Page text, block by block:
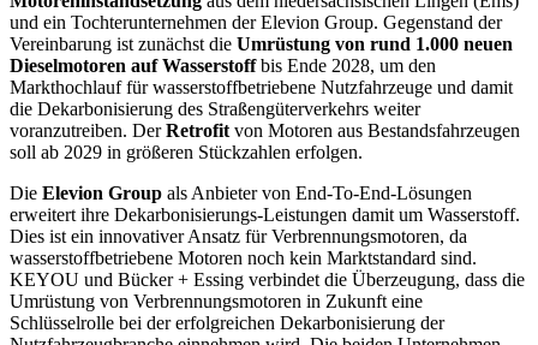
und ein Tochterunternehmen der Elevion Group. Gegenstand der
Vereinbarung ist zunächst die Umrüstung von rund 1.000 neuen
Dieselmotoren auf Wasserstoffbis Ende 2028, um den
Markthochlauf für wasserstoffbetriebene Nutzfahrzeuge und damit
die Dekarbonisierung des Straßengüterverkehrs weiter
voranzutreiben. DerRetrofit von Motoren aus Bestandsfahrzeugen
soll ab 2029 in größeren Stückzahlen erfolgen.
Die Elevion Group als Anbieter von End-To-End-Lösungen
erweitert ihre Dekarbonisierungs-Leistungen damit um Wasserstoff.
Dies ist ein innovativer Ansatz für Verbrennungsmotoren, da
wasserstoffbetriebene Motoren noch kein Marktstandard sind.
KEYOU und Bücker + Essing verbindet die Überzeugung, dass die
Umrüstung von Verbrennungsmotoren in Zukunft eine
Schlüsselrolle bei der erfolgreichen Dekarbonisierung der